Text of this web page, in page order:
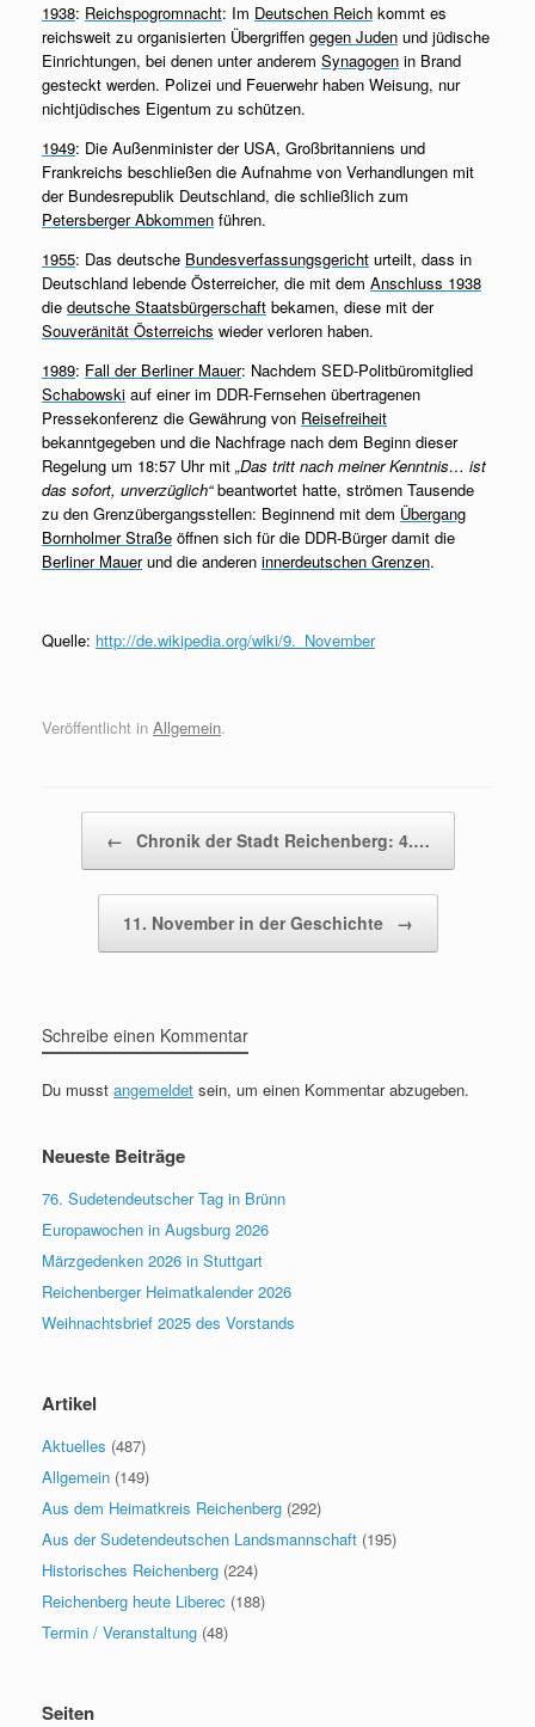
1938: Reichspogromnacht: Im Deutschen Reich kommt es
reichsweit zu organisierten Übergriffen gegen Juden und jüdische
Einrichtungen, bei denen unter anderem Synagogen in Brand
gesteckt werden. Polizei und Feuerwehr haben Weisung, nur
nichtjüdisches Eigentum zu schützen.
1949: Die Außenminister der USA, Großbritanniens und
Frankreichs beschließen die Aufnahme von Verhandlungen mit
der Bundesrepublik Deutschland, die schließlich zum
Petersberger Abkommen führen.
1955: Das deutsche Bundesverfassungsgericht urteilt, dass in
Deutschland lebende Österreicher, die mit dem Anschluss 1938
die deutsche Staatsbürgerschaft bekamen, diese mit der
Souveränität Österreichs wieder verloren haben.
1989: Fall der Berliner Mauer: Nachdem SED-Politbüromitglied
Schabowski auf einer im DDR-Fernsehen übertragenen
Pressekonferenz die Gewährung von Reisefreiheit
bekanntgegeben und die Nachfrage nach dem Beginn dieser
Regelung um 18:57 Uhr mit „Das tritt nach meiner Kenntnis… ist
das sofort, unverzüglich“beantwortet hatte, strömen Tausende
zu den Grenzübergangsstellen: Beginnend mit dem Übergang
Bornholmer Straße öffnen sich für die DDR-Bürger damit die
Berliner Mauerund die anderen innerdeutschen Grenzen.
Quelle: http://de.wikipedia.org/wiki/9._November
Veröffentlicht in Allgemein.
← Chronik der Stadt Reichenberg: 4.…
11. November in der Geschichte →
Schreibe einen Kommentar
Du musst angemeldet sein, um einen Kommentar abzugeben.
Neueste Beiträge
76. Sudetendeutscher Tag in Brünn
Europawochen in Augsburg 2026
Märzgedenken 2026 in Stuttgart
Reichenberger Heimatkalender 2026
Weihnachtsbrief 2025 des Vorstands
Artikel
Aktuelles (487)
Allgemein (149)
Aus dem Heimatkreis Reichenberg (292)
Aus der Sudetendeutschen Landsmannschaft (195)
Historisches Reichenberg (224)
Reichenberg heute Liberec (188)
Termin / Veranstaltung (48)
Seiten